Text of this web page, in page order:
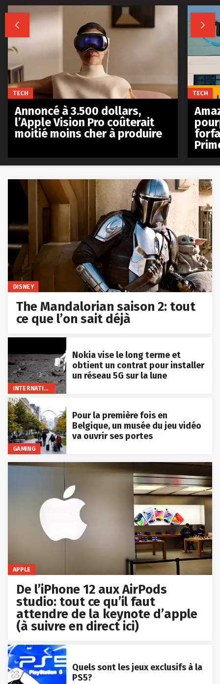
DISNEY
The Mandalorian saison 2: tout
ce que l’on sait déjà
INTERNATIONAL
Nokia vise le long terme et
obtient un contrat pour installer
un réseau 5G sur la lune
GAMING
Pour la première fois en
Belgique, un musée du jeu vidéo
va ouvrir ses portes
APPLE
De l’iPhone 12 aux AirPods
studio: tout ce qu’il faut
attendre de la keynote d’apple
(à suivre en direct ici)
Quels sont les jeux exclusifs à la
PS5?
 
TECH
Annoncé à 3.500 dollars,
l’Apple Vision Pro coûterait
moitié moins cher à produire
TECH